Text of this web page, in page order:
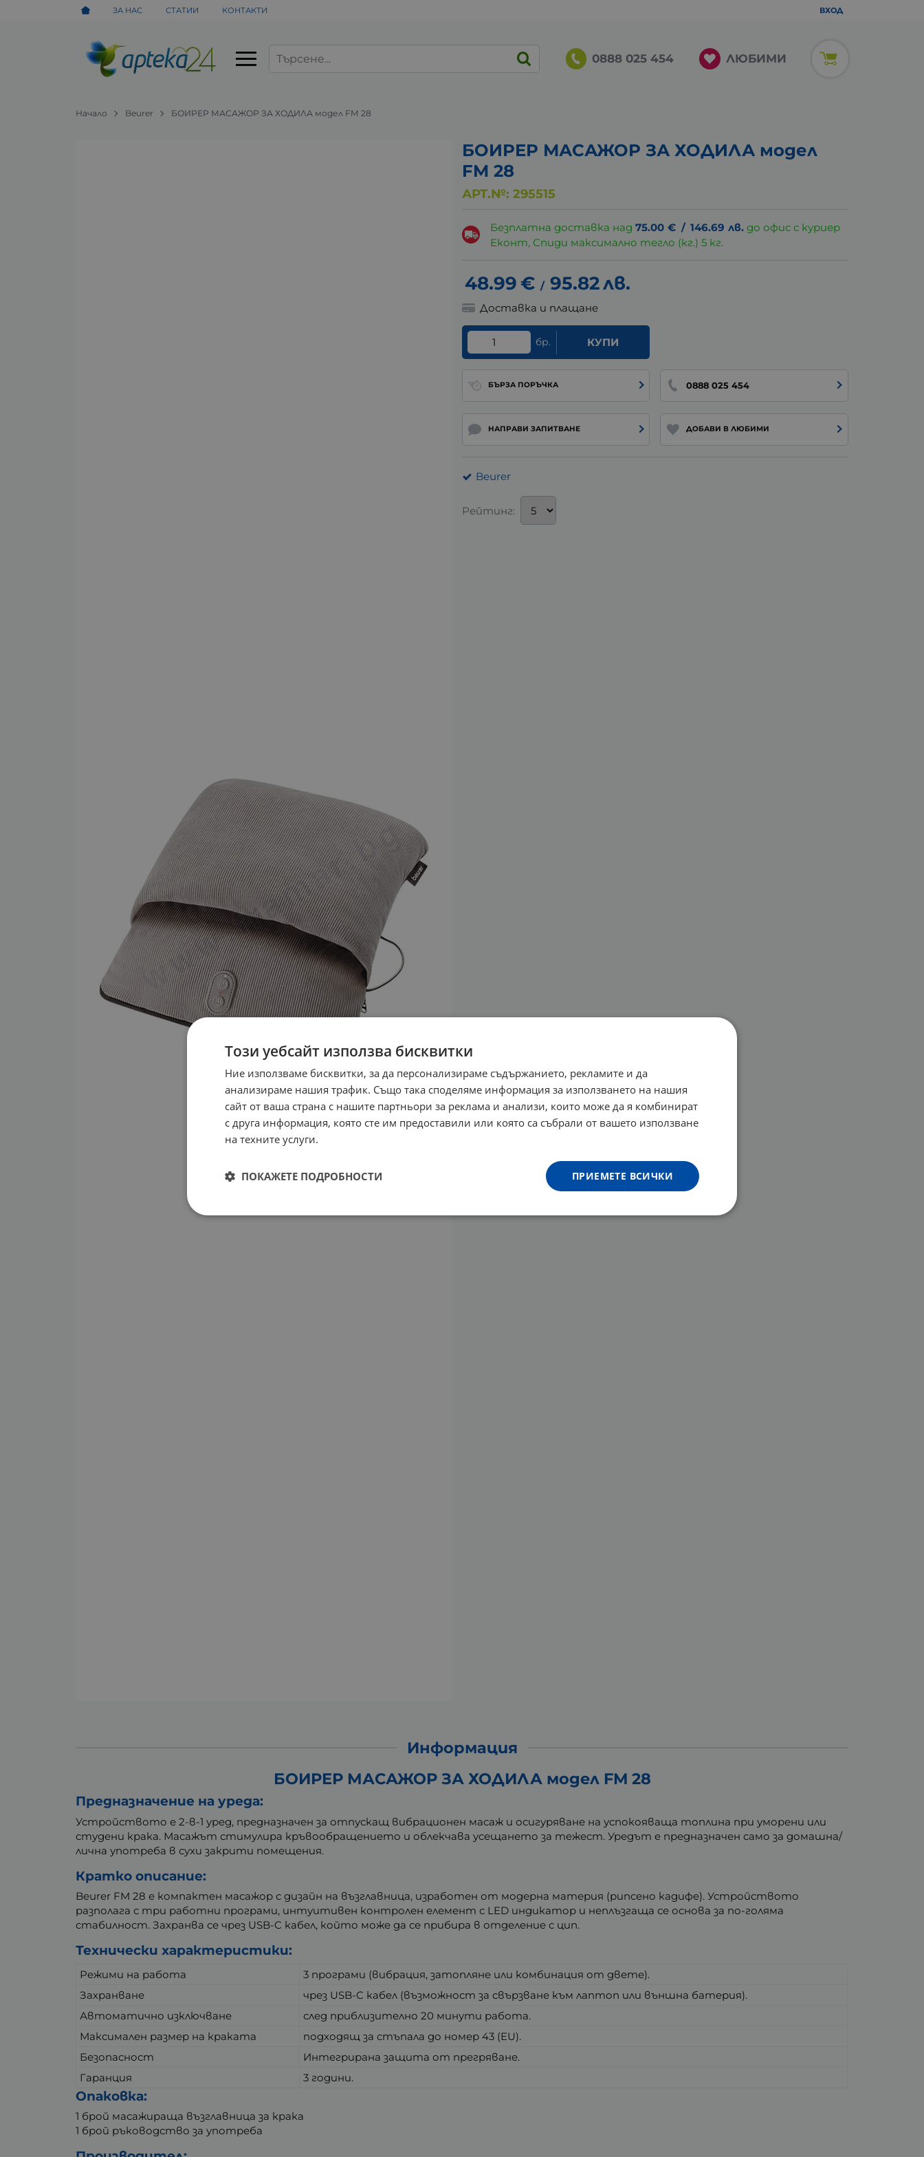
ЗА НАС СТАТИИ КОНТАКТИ ВХОД
0888 025 454 ЛЮБИМИ
Начало Beurer БОИРЕР МАСАЖОР ЗА ХОДИЛА модел FM 28
БОИРЕР МАСАЖОР ЗА ХОДИЛА модел
FM 28
АРТ.№: 295515
Безплатна доставка над75.00 € / 146.69 лв. до офис с куриер
Еконт, Спиди максимално тегло (кг.) 5 кг.
48.99€ / 95.82лв.
Доставка и плащане
бр. КУПИ
БЪРЗА ПОРЪЧКА 0888 025 454
НАПРАВИ ЗАПИТВАНЕ ДОБАВИ В ЛЮБИМИ
Beurer
Рейтинг:
Информация
БОИРЕР МАСАЖОР ЗА ХОДИЛА модел FM 28
Предназначение на уреда:
Устройството е 2-в-1 уред, предназначен за отпускащ вибрационен масаж и осигуряване на успокояваща топлина при уморени или
студени крака. Масажът стимулира кръвообращението и облекчава усещането за тежест. Уредът е предназначен само за домашна/
лична употреба в сухи закрити помещения.
Кратко описание:
Beurer FM 28 е компактен масажор с дизайн на възглавница, изработен от модерна материя (рипсено кадифе). Устройството
разполага с три работни програми, интуитивен контролен елемент с LED индикатор и неплъзгаща се основа за по-голяма
стабилност. Захранва се чрез USB-C кабел, който може да се прибира в отделение с цип.
Технически характеристики:
Режими на работа
3 програми (вибрация, затопляне или комбинация от двете).
Захранване
чрез USB-C кабел (възможност за свързване към лаптоп или външна батерия).
Автоматично изключване
след приблизително 20 минути работа.
Максимален размер на краката
подходящ за стъпала до номер 43 (EU).
Безопасност
Интегрирана защита от прегряване.
Гаранция
3 години.
Опаковка:
1 брой масажираща възглавница за крака
1 брой ръководство за употреба
Този уебсайт използва бисквитки
Ние използваме бисквитки, за да персонализираме съдържанието, рекламите и да
анализираме нашия трафик. Също така споделяме информация за използването на нашия
сайт от ваша страна с нашите партньори за реклама и анализи, които може да я комбинират
с друга информация, която сте им предоставили или която са събрали от вашето използване
на техните услуги.
ПРИЕМЕТЕ ВСИЧКИ
ПОКАЖЕТЕ ПОДРОБНОСТИ